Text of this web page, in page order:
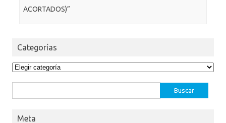
ACORTADOS)”
Categorías
Categorías
Meta